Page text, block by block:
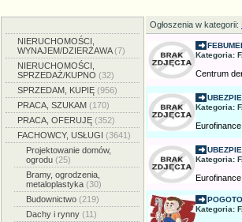
NIERUCHOMOŚCI,
WYNAJEM/DZIERŻAWA(7)
NIERUCHOMOŚCI,
SPRZEDAŻ/KUPNO (32)
SPRZEDAM, KUPIĘ (956)
PRACA, SZUKAM (170)
PRACA, OFERUJĘ (352)
FACHOWCY, USŁUGI (3641)
Projektowanie domów,
ogrodu (25)
Bramy, ogrodzenia,
metaloplastyka (30)
Budownictwo (219)
Dachy i rynny (11)
Ogłoszenia w kategorii:
Kategoria:
Centrum
Kategoria:
Kategoria:
Kategoria: